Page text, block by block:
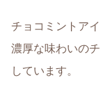
チョコミントア
濃厚な味わいの
しています。